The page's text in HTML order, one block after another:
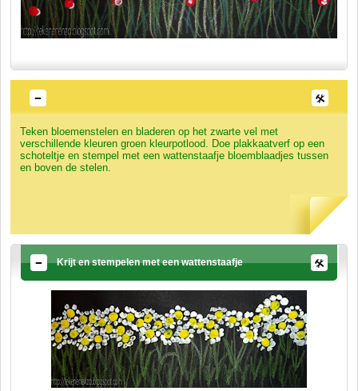
Teken bloemenstelen en bladeren op het zwarte vel met
verschillende kleuren groen kleurpotlood. Doe plakkaatverf op een
schoteltje en stempel met een wattenstaafje bloemblaadjes tussen
en boven de stelen.
Krijt en stempelen met een wattenstaafje